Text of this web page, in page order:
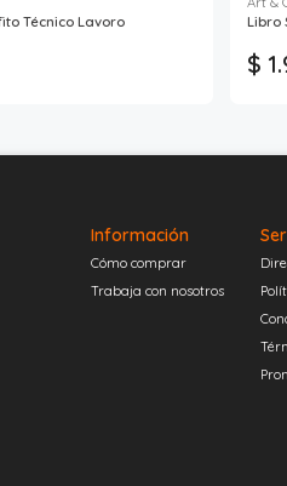
Técnico Lavoro
Libro
$
Información
Cómo comprar
Trabaja con nosotros